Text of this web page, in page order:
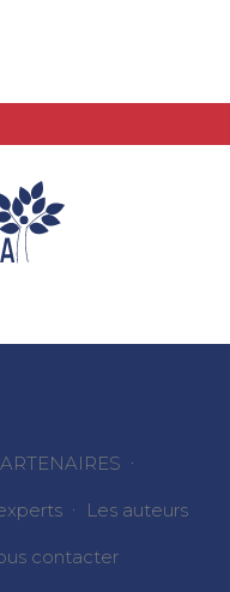
Les auteurs
contacter